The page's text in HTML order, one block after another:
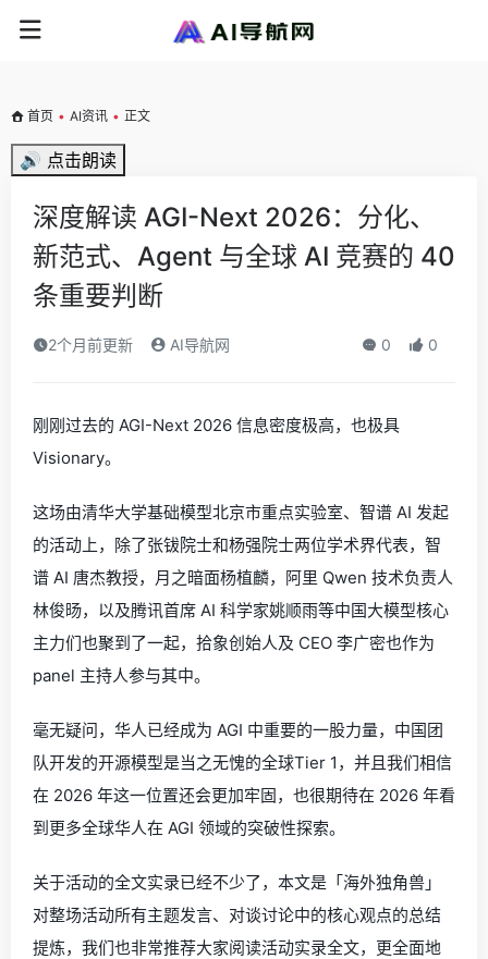
首页 • AI资讯 • 正文
🔊 点击朗读
深度解读 AGI-Next 2026：分化、
新范式、Agent 与全球 AI 竞赛的 40
条重要判断
2个月前更新 AI导航网 0 0
刚刚过去的 AGI-Next 2026 信息密度极高，也极具
Visionary。
这场由清华大学基础模型北京市重点实验室、智谱 AI 发起
的活动上，除了张钹院士和杨强院士两位学术界代表，智
谱 AI 唐杰教授，月之暗面杨植麟，阿里 Qwen 技术负责人
林俊旸，以及腾讯首席 AI 科学家姚顺雨等中国大模型核心
主力们也聚到了一起，拾象创始人及 CEO 李广密也作为
panel 主持人参与其中。
毫无疑问，华人已经成为 AGI 中重要的一股力量，中国团
队开发的开源模型是当之无愧的全球Tier 1，并且我们相信
在 2026 年这一位置还会更加牢固，也很期待在 2026 年看
到更多全球华人在 AGI 领域的突破性探索。
关于活动的全文实录已经不少了，本文是「海外独角兽」
对整场活动所有主题发言、对谈讨论中的核心观点的总结
提炼，我们也非常推荐大家阅读活动实录全文，更全面地